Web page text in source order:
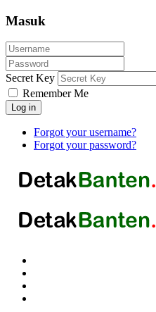
Masuk
Secret Key
Remember Me
Log in
Forgot your username?
Forgot your password?